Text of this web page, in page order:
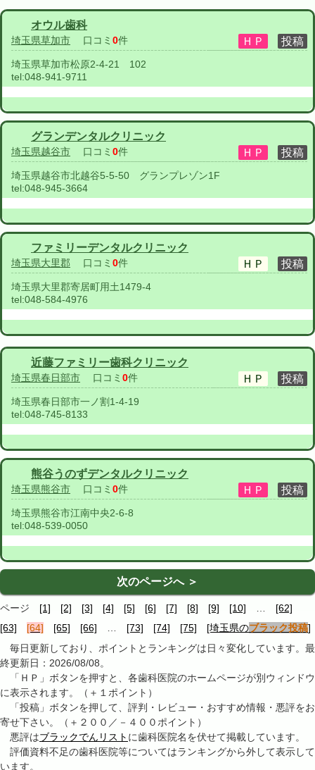
オウル歯科
埼玉県草加市 口コミ 0件
埼玉県草加市松原2-4-21 102
tel:048-941-9711
グランデンタルクリニック
埼玉県越谷市 口コミ 0件
埼玉県越谷市北越谷5-5-50 グランプレゾン1F
tel:048-945-3664
ファミリーデンタルクリニック
埼玉県大里郡 口コミ 0件
埼玉県大里郡寄居町用土1479-4
tel:048-584-4976
近藤ファミリー歯科クリニック
埼玉県春日部市 口コミ 0件
埼玉県春日部市一ノ割1-4-19
tel:048-745-8133
熊谷うのずデンタルクリニック
埼玉県熊谷市 口コミ 0件
埼玉県熊谷市江南中央2-6-8
tel:048-539-0050
次のページへ ＞
ページ [1] [2] [3] [4] [5] [6] [7] [8] [9] [10] … [62]
[63]
[64] [65] [66] … [73] [74] [75] [埼玉県のブラック投稿]
毎日更新しており、ポイントとランキングは日々変化しています。最
終更新日：2026/08/08。
「ＨＰ」ボタンを押すと、各歯科医院のホームページが別ウィンドウ
に表示されます。（＋１ポイント）
「投稿」ボタンを押して、評判・レビュー・おすすめ情報・悪評をお
寄せ下さい。（＋２００／－４００ポイント）
悪評はブラックでんリスト に歯科医院名を伏せて掲載しています。
評価資料不足の歯科医院等についてはランキングから外して表示して
います。